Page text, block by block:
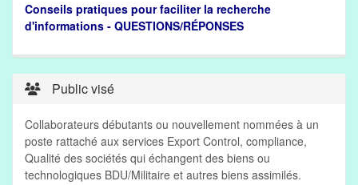
Conseils pratiques pour faciliter la recherche
d'informations - QUESTIONS/RÉPONSES
Public visé
Collaborateurs débutants ou nouvellement nommées à un
poste rattaché aux services Export Control, compliance,
Qualité des sociétés qui échangent des biens ou
technologiques BDU/Militaire et autres biens assimilés.